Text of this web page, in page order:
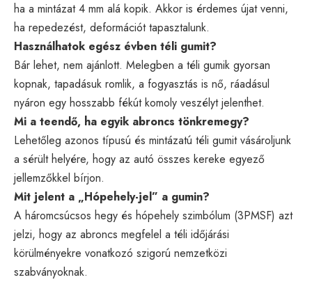
ha a mintázat 4 mm alá kopik. Akkor is érdemes újat venni,
ha repedezést, deformációt tapasztalunk.
Használhatok egész évben téli gumit?
Bár lehet, nem ajánlott. Melegben a téli gumik gyorsan
kopnak, tapadásuk romlik, a fogyasztás is nő, ráadásul
nyáron egy hosszabb fékút komoly veszélyt jelenthet.
Mi a teendő, ha egyik abroncs tönkremegy?
Lehetőleg azonos típusú és mintázatú téli gumit vásároljunk
a sérült helyére, hogy az autó összes kereke egyező
jellemzőkkel bírjon.
Mit jelent a „Hópehely-jel” a gumin?
A háromcsúcsos hegy és hópehely szimbólum (3PMSF) azt
jelzi, hogy az abroncs megfelel a téli időjárási
körülményekre vonatkozó szigorú nemzetközi
szabványoknak.